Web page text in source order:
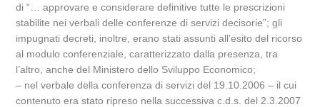
di “… approvare e considerare definitive tutte le prescrizioni
stabilite nei verbali delle conferenze di servizi decisorie”; gli
impugnati decreti, inoltre, erano stati assunti all’esito del ricorso
al modulo conferenziale, caratterizzato dalla presenza, tra
l’altro, anche del Ministero dello Sviluppo Economico;
– nel verbale della conferenza di servizi del 19.10.2006 – il cui
contenuto era stato ripreso nella successiva c.d.s. del 2.3.2007